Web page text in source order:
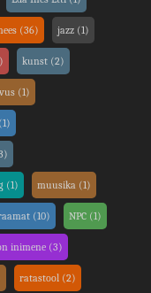
(36) jazz(1)
kunst(2)
(1)
(1) muusika(1)
(10) NPC(1)
inimene(3)
ratastool(2)